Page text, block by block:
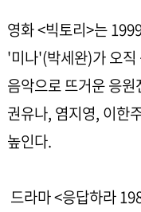
영화 <빅토리>는
'미나'(박세완)가 오직
음악으로 뜨거운 응
권유나, 염지영, 이한
높인다.
드라마 <응답하라